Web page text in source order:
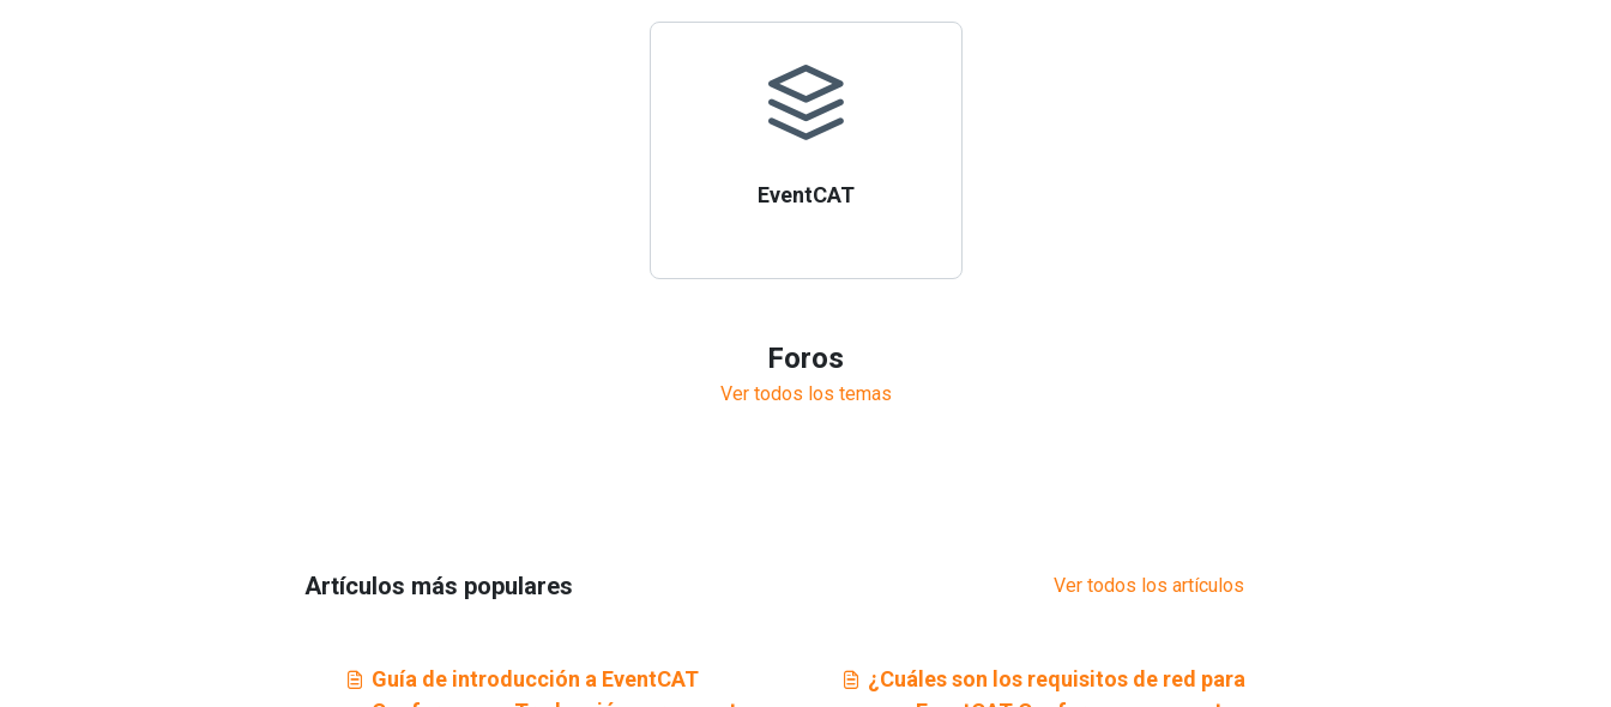
EventCAT
Foros
Ver todos los temas
Artículos más populares Ver todos los artículos
Guía de introducción a EventCAT
¿Cuáles son los requisitos de red para